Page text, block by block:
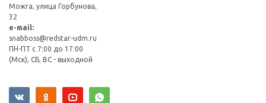
Можга, улица Горбунова,
32
e-mail:
snabboss@redstar-udm.ru
ПН-ПТ с 7:00 до 17:00
(Мск), СБ, ВС - выходной